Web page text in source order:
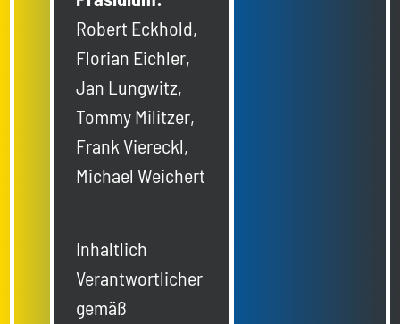
Robert Eckhold,
Florian Eichler,
Jan Lungwitz,
Tommy Militzer,
Frank Viereckl,
Michael Weichert
Inhaltlich
Verantwortlicher
gemäß